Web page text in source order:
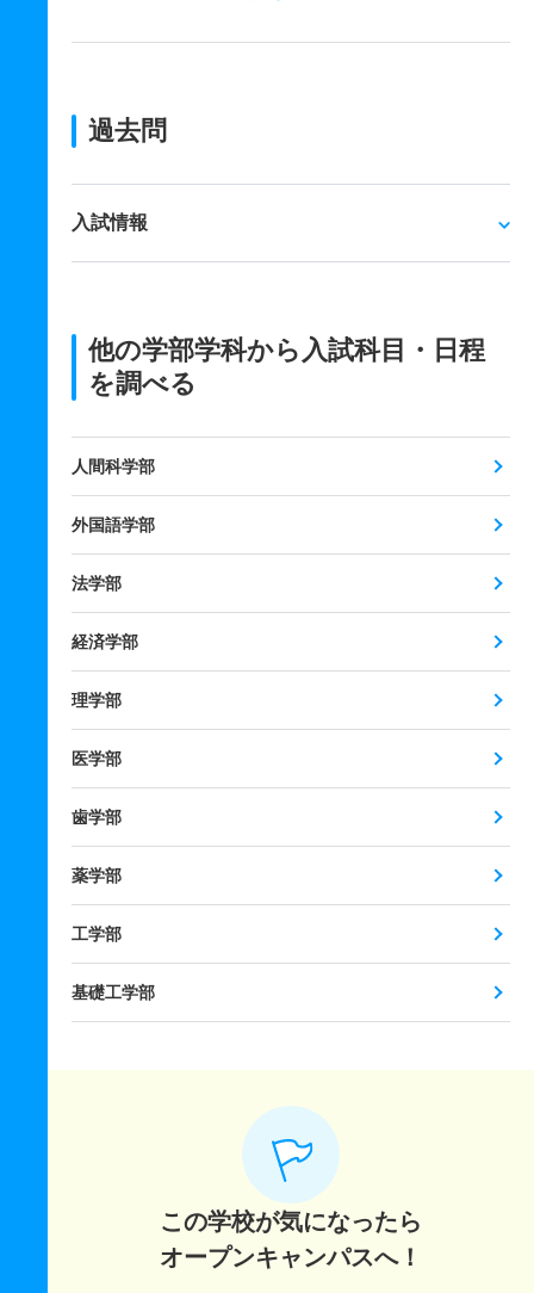
過去問
入試情報
他の学部学科から入試科目・日程
を調べる
人間科学部
外国語学部
法学部
経済学部
理学部
医学部
歯学部
薬学部
工学部
基礎工学部
この学校が気になったら
オープンキャンパスへ！